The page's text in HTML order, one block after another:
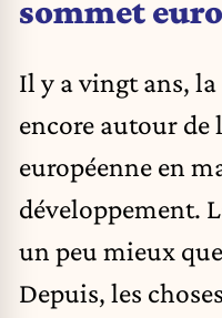
sommet
Il y a vingt ans,
encore autour de
européenne en
développement.
un peu mieux
Depuis, les